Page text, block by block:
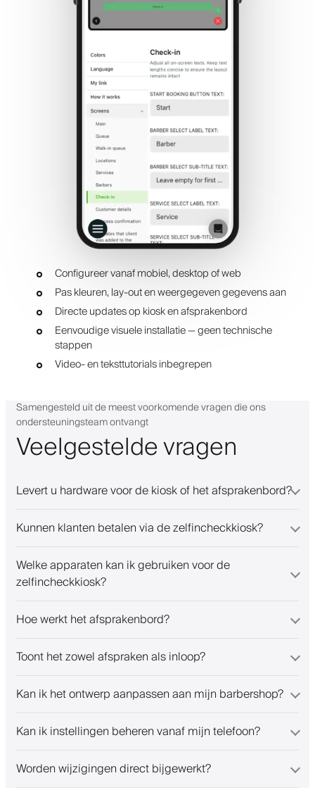
Configureer vanaf mobiel, desktop of web
Pas kleuren, lay-out en weergegeven gegevens aan
Directe updates op kiosk en afsprakenbord
Eenvoudige visuele installatie — geen technische
stappen
Video- en teksttutorials inbegrepen
Samengesteld uit de meest voorkomende vragen die ons
ondersteuningsteam ontvangt
Veelgestelde vragen
Levert u hardware voor de kiosk of het afsprakenbord?
Kunnen klanten betalen via de zelfincheckkiosk?
Welke apparaten kan ik gebruiken voor de
zelfincheckkiosk?
Hoe werkt het afsprakenbord?
Toont het zowel afspraken als inloop?
Kan ik het ontwerp aanpassen aan mijn barbershop?
Kan ik instellingen beheren vanaf mijn telefoon?
Worden wijzigingen direct bijgewerkt?